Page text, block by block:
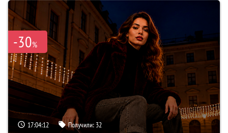
-30%
17:04:11 Получили: 32